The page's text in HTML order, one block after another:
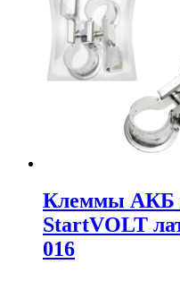
Клеммы АКБ
StartVOLT
016